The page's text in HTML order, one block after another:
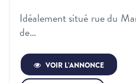
Idéalement situé rue du
de…
VOIR L’ANNONCE